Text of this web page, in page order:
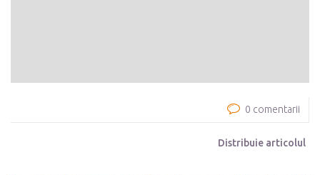
0 comentarii
Distribuie articolul